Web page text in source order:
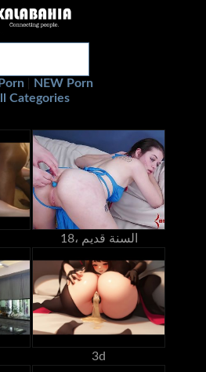
NEW Porn
Categories
18، السنة قديم
3d